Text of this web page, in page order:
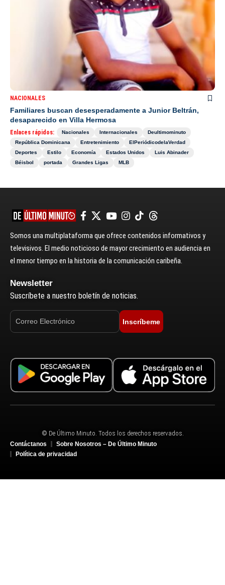
NACIONALES
Familiares buscan desesperadamente a Junior Beltrán,
desaparecido en Villa Hermosa
Enlaces rápidos: Nacionales Internacionales
Deultimominuto
República Dominicana
Entretenimiento
ElPeriódicodelaVerdad
Deportes
Estilo Economía Estados Unidos
Luis Abinader
Béisbol
portada Grandes Ligas MLB
Somos una multiplataforma que ofrece contenidos informativos y
televisivos. El medio noticioso de mayor crecimiento en audiencia en
el menor tiempo en la historia de la comunicación caribeña.
Newsletter
Suscríbete a nuestro boletín de noticias.
Inscríbeme
© De Último Minuto. Todos los derechos reservados.
Contáctanos
Sobre Nosotros – De Último Minuto
Política de privacidad